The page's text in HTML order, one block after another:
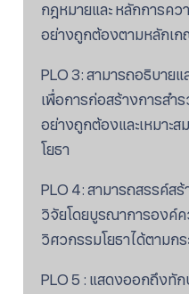
กฎหมายและ หลักการค
อย่างถูกต้องตามหลักเ
PLO 3: สามารถอธิบายแ
เพื่อการก่อสร้างการสำ
อย่างถูกต้องและเหมาะ
โยธา
PLO 4: สามารถสรรค์ส
วิจัยโดยบูรณาการองค์ค
วิศวกรรมโยธาได้ตามก
PLO 5 : แสดงออกถึงทัก